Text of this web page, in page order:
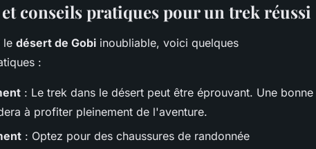
conseils pratiques pour un trek réussi
le désert de Gobi inoubliable, voici quelques
:
: Le trek dans le désert peut être éprouvant. Une bonne
à profiter pleinement de l'aventure.
: Optez pour des chaussures de randonnée